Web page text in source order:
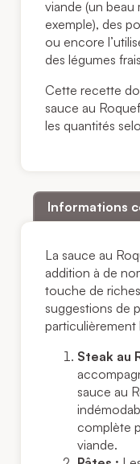
viande (un
exemple), des
ou encore
des légumes
Cette recette
sauce au
les quantités
Informations
La sauce au
addition à de
touche de
suggestions de
Steak au
sauce au
complète
viande.